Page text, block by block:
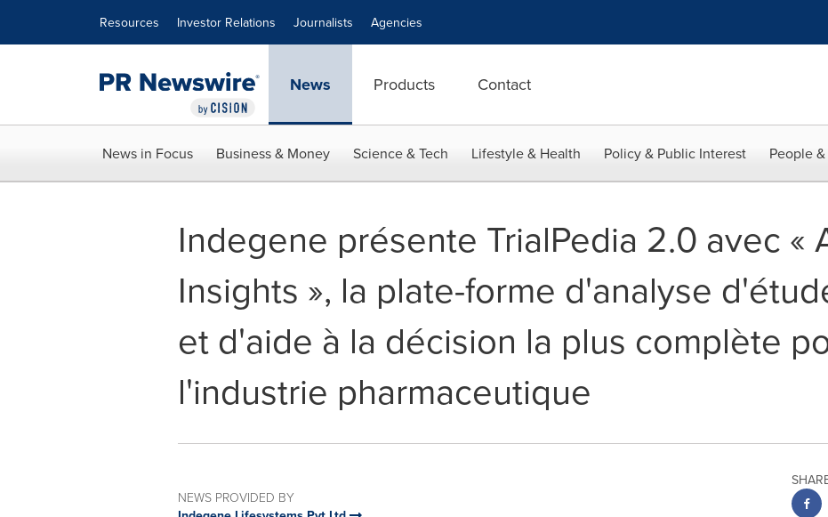
Resources Investor Relations Journalists Agencies
News Products Contact
News in Focus Business & Money Science & Tech Lifestyle & Health Policy & Public Interest People
Indegene présente TrialPedia 2.0 avec «
Insights », la plate-forme d'analyse
et d'aide à la décision la plus complète
l'industrie pharmaceutique
NEWS PROVIDED BY